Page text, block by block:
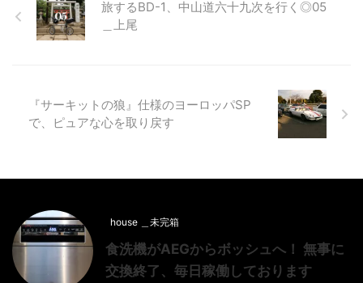
旅するBD-1、中山道六十九次を行く◎05
＿上尾
『サーキットの狼』仕様のヨーロッパSP
で、ピュアな心を取り戻す
house ＿未完箱
食洗機がAEGからボッシュへ！ 無事に
交換終了、毎日稼働しております